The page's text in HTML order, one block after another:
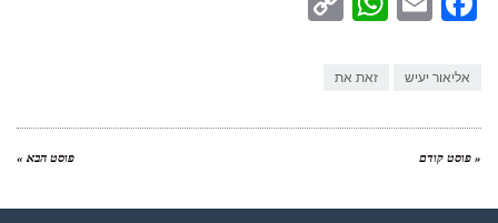
אליאור יעיש זאת את
« פוסט קודם פוסט הבא »